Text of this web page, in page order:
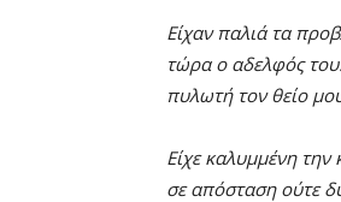
Είχαν παλιά τα
τώρα ο αδελφός
πυλωτή τον θείο
Είχε καλυμμένη
σε απόσταση ούτε